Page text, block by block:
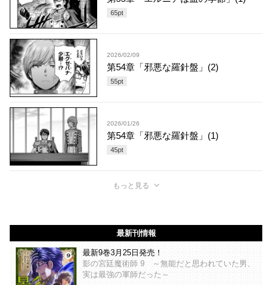
65pt
2026/02/09
第54章「邪悪な羅針盤」(2)
55pt
2026/01/26
第54章「邪悪な羅針盤」(1)
45pt
もっと見る
最新刊情報
最新9巻3月25日発売！
影の宮廷魔術師 9 ～無能だと思われていた男、
実は最強の軍師だった～